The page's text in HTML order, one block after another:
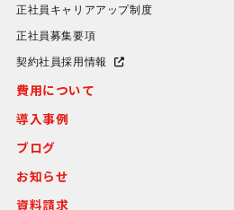
正社員キャリアアップ制度
正社員募集要項
契約社員採用情報
費用について
導入事例
ブログ
お知らせ
資料請求